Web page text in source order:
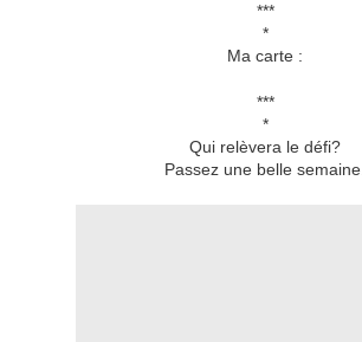
***
*
Ma carte :
***
*
Qui relèvera le défi?
Passez une belle semaine.